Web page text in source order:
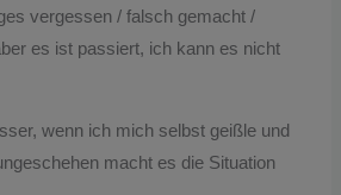
vergessen / falsch gemacht /
es ist passiert, ich kann es nicht
wenn ich mich selbst geißle und
macht es die Situation